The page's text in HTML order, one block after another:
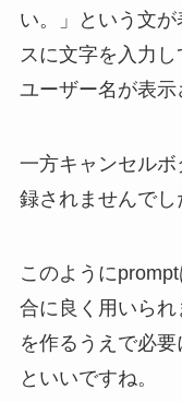
い。」という文
スに文字を入力
ユーザー名が表示
一方キャンセル
録されませんでし
このように
合に良く用いら
を作るうえで必
といいですね。